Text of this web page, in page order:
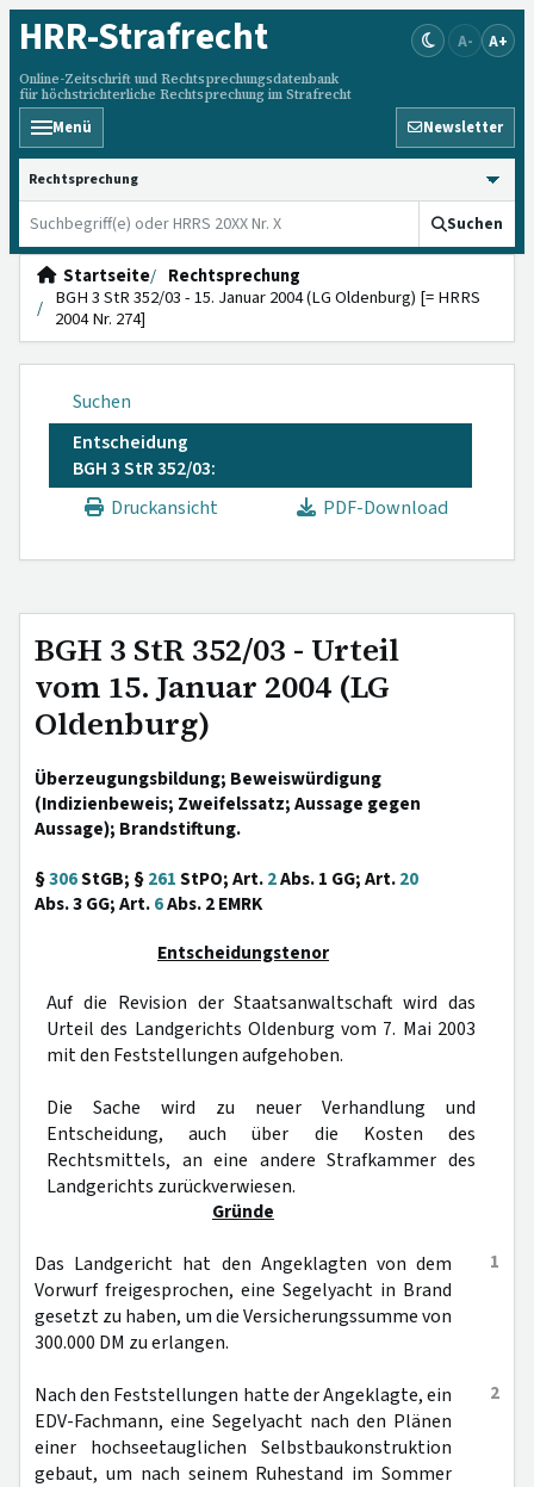
HRR-Strafrecht
Online-Zeitschrift und Rechtsprechungsdatenbank
für höchstrichterliche Rechtsprechung im Strafrecht
A- A+
Menü Newsletter
HRRS durchsuchen
Suchen
Startseite
Rechtsprechung
BGH 3 StR 352/03 - 15. Januar 2004 (LG Oldenburg) [= HRRS
2004 Nr. 274]
Suchen
Entscheidung
BGH 3 StR 352/03:
Druckansicht
PDF-Download
BGH 3 StR 352/03 - Urteil
vom 15. Januar 2004 (LG
Oldenburg)
Überzeugungsbildung; Beweiswürdigung
(Indizienbeweis; Zweifelssatz; Aussage gegen
Aussage); Brandstiftung.
§306StGB; §261StPO; Art.2Abs. 1 GG; Art.20
Abs. 3 GG; Art.6Abs. 2 EMRK
Entscheidungstenor
Auf die Revision der Staatsanwaltschaft wird das
Urteil des Landgerichts Oldenburg vom 7. Mai 2003
mit den Feststellungen aufgehoben.
Die Sache wird zu neuer Verhandlung und
Entscheidung, auch über die Kosten des
Rechtsmittels, an eine andere Strafkammer des
Landgerichts zurückverwiesen.
Gründe
1
Das Landgericht hat den Angeklagten von dem
Vorwurf freigesprochen, eine Segelyacht in Brand
gesetzt zu haben, um die Versicherungssumme von
300.000 DM zu erlangen.
2
Nach den Feststellungen hatte der Angeklagte, ein
EDV-Fachmann, eine Segelyacht nach den Plänen
einer hochseetauglichen Selbstbaukonstruktion
gebaut, um nach seinem Ruhestand im Sommer